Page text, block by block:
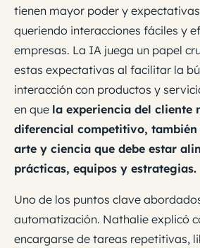
tienen mayor poder y
queriendo interacciones fáciles y
empresas. La IA juega un papel
estas expectativas al facilitar la
interacción con productos y
en que la experiencia del cliente
diferencial competitivo, también
arte y ciencia que debe estar
prácticas, equipos y estrategias.
Uno de los puntos clave
automatización. Nathalie explicó
encargarse de tareas repetitivas,